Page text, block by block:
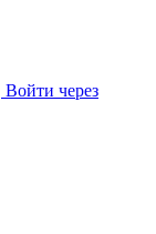
Войти через